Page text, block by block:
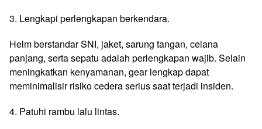
3. Lengkapi perlengkapan berkendara.
Helm berstandar SNI, jaket, sarung tangan, celana
panjang, serta sepatu adalah perlengkapan wajib. Selain
meningkatkan kenyamanan, gear lengkap dapat
meminimalisir risiko cedera serius saat terjadi insiden.
4. Patuhi rambu lalu lintas.